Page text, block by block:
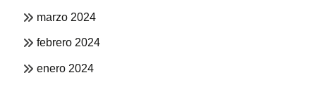
marzo 2024
febrero 2024
enero 2024